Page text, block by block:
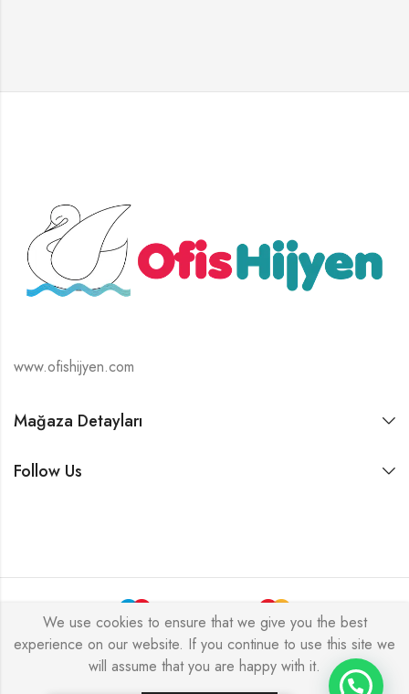
Tek Tıkla Ödeme Kolaylığı
www.ofishijyen.com
Mağaza Detayları
Follow Us
Alukas © 2026 byPressLayoutsAll Rights Reserved.
We use cookies to ensure that we give you the best
experience on our website. If you continue to use this site we
will assume that you are happy with it.